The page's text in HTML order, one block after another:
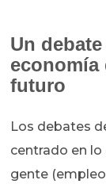
Un
futuro
Los debates
centrado en
gente